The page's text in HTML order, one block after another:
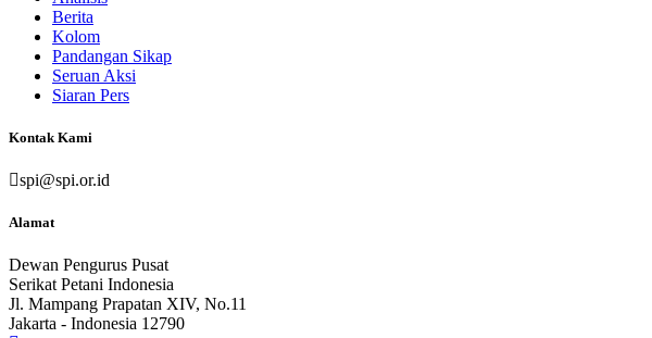
Berita
Kolom
Pandangan Sikap
Seruan Aksi
Siaran Pers
Kontak Kami
spi@spi.or.id
Alamat
Dewan Pengurus Pusat
Serikat Petani Indonesia
Jl. Mampang Prapatan XIV, No.11
Jakarta - Indonesia 12790